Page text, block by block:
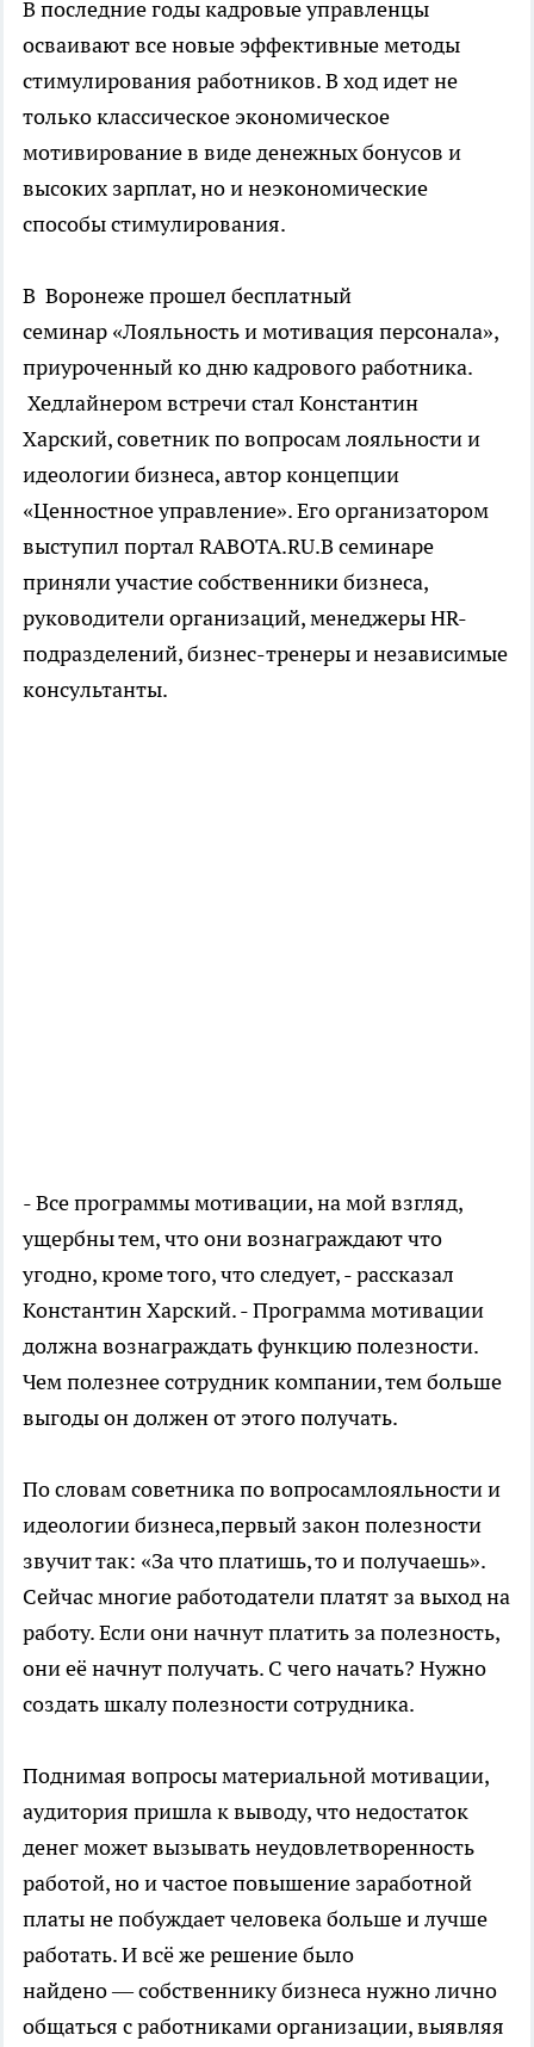
В последние годы кадровые управленцы
осваивают все новые эффективные методы
стимулирования работников. В ход идет не
только классическое экономическое
мотивирование в виде денежных бонусов и
высоких зарплат, но и неэкономические
способы стимулирования.
В Воронеже прошел бесплатный
семинар «Лояльность и мотивация персонала»,
приуроченный ко дню кадрового работника.
Хедлайнером встречи стал Константин
Харский, советник по вопросам лояльности и
идеологии бизнеса, автор концепции
«Ценностное управление». Его организатором
выступил портал RABOTA.RU.В семинаре
приняли участие собственники бизнеса,
руководители организаций, менеджеры HR-
подразделений, бизнес-тренеры и независимые
консультанты.
- Все программы мотивации, на мой взгляд,
ущербны тем, что они вознаграждают что
угодно, кроме того, что следует, - рассказал
Константин Харский. - Программа мотивации
должна вознаграждать функцию полезности.
Чем полезнее сотрудник компании, тем больше
выгоды он должен от этого получать.
По словам советника по вопросамлояльности и
идеологии бизнеса,первый закон полезности
звучит так: «За что платишь, то и получаешь».
Сейчас многие работодатели платят за выход на
работу. Если они начнут платить за полезность,
они её начнут получать. С чего начать? Нужно
создать шкалу полезности сотрудника.
Поднимая вопросы материальной мотивации,
аудитория пришла к выводу, что недостаток
денег может вызывать неудовлетворенность
работой, но и частое повышение заработной
платы не побуждает человека больше и лучше
работать. И всё же решение было
найдено — собственнику бизнеса нужно лично
общаться с работниками организации, выявляя